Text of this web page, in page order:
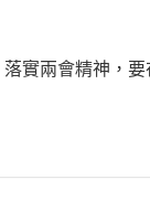
落實兩會精神，